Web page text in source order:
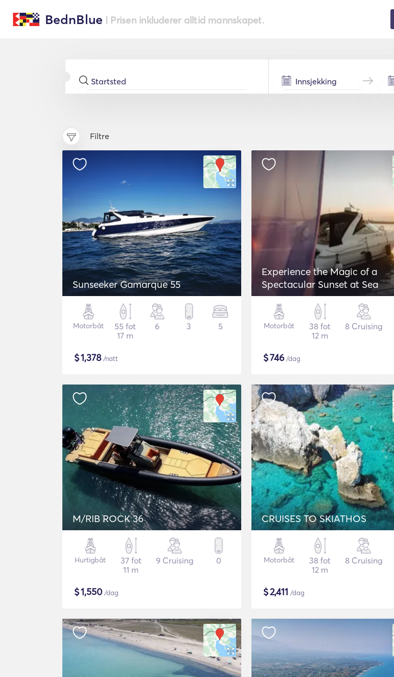
BednBlue | Prisen inkluderer alltid mannskapet.
Filtre
Sunseeker Gamarque 55
Motorbåt
55 fot
17 m
6 3 5
$1,378/natt
Experience the Magic of a
Spectacular Sunset at Sea
Motorbåt
38 fot
12 m
8 Cruising
$746/dag
M/RIB ROCK 36
Hurtigbåt
37 fot
11 m
9 Cruising 0
$1,550 /dag
CRUISES TO SKIATHOS
Motorbåt
38 fot
12 m
8 Cruising
$2,411 /dag